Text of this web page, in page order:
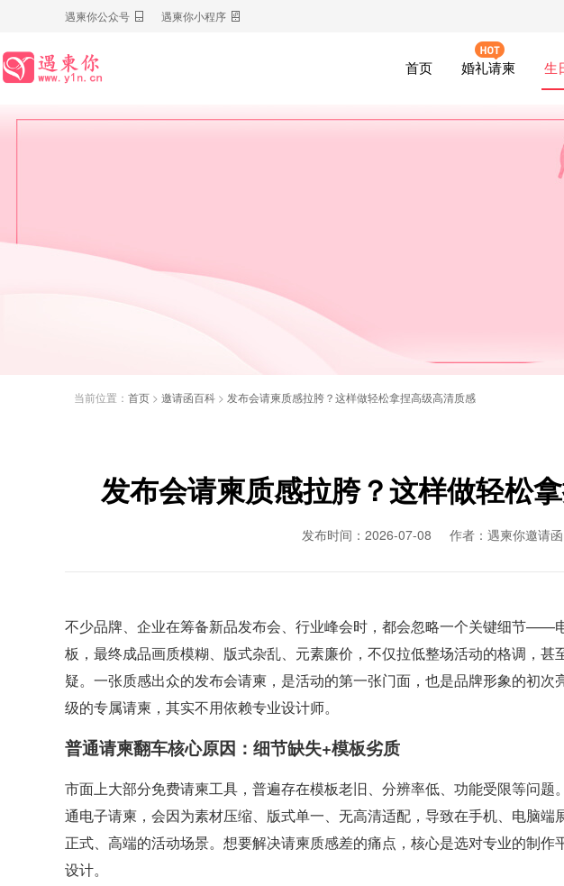
遇柬你公众号 遇柬你小程序
首页 婚礼请柬 生
当前位置： 首页 > 邀请函百科 > 发布会请柬质感拉胯？这样做轻松拿捏高级高清质感
发布会请柬质感拉胯？这样做轻松
发布时间：2026-07-08 作者：遇柬你邀请函
不少品牌、企业在筹备新品发布会、行业峰会时，都会忽略一个关键细节——
板，最终成品画质模糊、版式杂乱、元素廉价，不仅拉低整场活动的格调，甚
疑。一张质感出众的发布会请柬，是活动的第一张门面，也是品牌形象的初次
级的专属请柬，其实不用依赖专业设计师。
普通请柬翻车核心原因：细节缺失+模板劣质
市面上大部分免费请柬工具，普遍存在模板老旧、分辨率低、功能受限等问题
通电子请柬，会因为素材压缩、版式单一、无高清适配，导致在手机、电脑端
正式、高端的活动场景。想要解决请柬质感差的痛点，核心是选对专业的制
设计。